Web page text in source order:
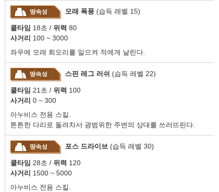
땅속성 모래 폭풍 (습득 레벨 15)
쿨타임 18초 / 위력 80
사거리 100 ~ 3000
좌우에 모래 회오리를 일으켜 적에게 날린다.
땅속성 스핀 레그 러쉬 (습득 레벨 22)
쿨타임 21초 / 위력 100
사거리 0 ~ 300
아누비스 전용 스킬.
튼튼한 다리로 돌려차서 광범위한 주변의 상대를 쓰러뜨린다.
땅속성 포스 드라이브 (습득 레벨 30)
쿨타임 28초 / 위력 120
사거리 1500 ~ 5000
아누비스 전용 스킬.